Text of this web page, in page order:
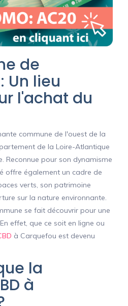
de
Un lieu
l'achat du
commune de l'ouest de la
de la Loire-Atlantique
Reconnue pour son dynamisme
offre également un cadre de
verts, son patrimoine
sur la nature environnante.
se fait découvrir pour une
effet, que ce soit en ligne ou
à Carquefou est devenu
la
à